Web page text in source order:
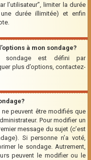
l’utilisateur”, limiter la durée
durée illimitée) et enfin
à mon sondage?
sondage est défini par
plus d’options, contactez-
peuvent être modifiés que
Pour modifier un
message du sujet (c’est
Si personne n’a voté,
le sondage. Autrement,
peuvent le modifier ou le